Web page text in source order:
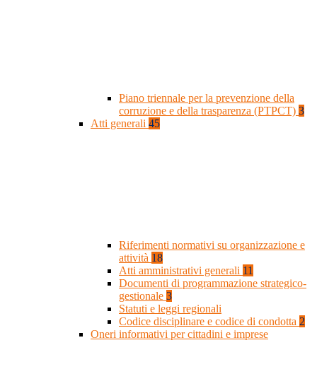
Piano triennale per la prevenzione della
corruzione e della trasparenza (PTPCT) 3
Atti generali 45
Riferimenti normativi su organizzazione e
attività 18
Atti amministrativi generali 11
Documenti di programmazione strategico-
gestionale 3
Statuti e leggi regionali
Codice disciplinare e codice di condotta 2
Oneri informativi per cittadini e imprese